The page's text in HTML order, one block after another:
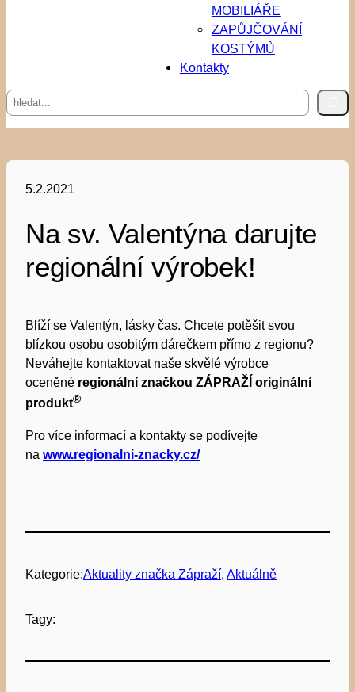
MOBILIÁŘE
ZAPŮJČOVÁNÍ
KOSTÝMŮ
Kontakty
Hledat
5.2.2021
Na sv. Valentýna darujte
regionální výrobek!
Blíží se Valentýn, lásky čas. Chcete potěšit svou
blízkou osobu osobitým dárečkem přímo z regionu?
Neváhejte kontaktovat naše skvělé výrobce
oceněné regionální značkou ZÁPRAŽÍ originální
produkt®
Pro více informací a kontakty se podívejte
na www.regionalni-znacky.cz/
Kategorie:Aktuality značka Zápraží, Aktuálně
Tagy: